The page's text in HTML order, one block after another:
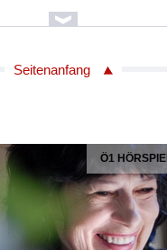
who die as cattle / Tenor
Seitenanfang
Ö1